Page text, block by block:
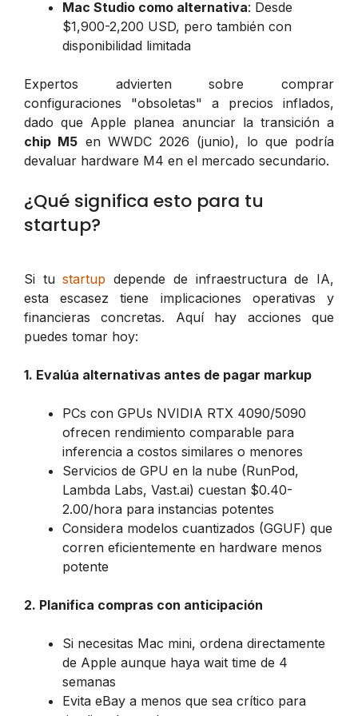
Mac Studio como alternativa: Desde
$1,900-2,200 USD, pero también con
disponibilidad limitada
Expertos advierten sobre comprar
configuraciones "obsoletas" a precios inflados,
dado que Apple planea anunciar la transición a
chip M5 en WWDC 2026 (junio), lo que podría
devaluar hardware M4 en el mercado secundario.
¿Qué significa esto para tu
startup?
Si tustartup depende de infraestructura de IA,
esta escasez tiene implicaciones operativas y
financieras concretas. Aquí hay acciones que
puedes tomar hoy:
1. Evalúa alternativas antes de pagar markup
PCs con GPUs NVIDIA RTX 4090/5090
ofrecen rendimiento comparable para
inferencia a costos similares o menores
Servicios de GPU en la nube (RunPod,
Lambda Labs, Vast.ai) cuestan $0.40-
2.00/hora para instancias potentes
Considera modelos cuantizados (GGUF) que
corren eficientemente en hardware menos
potente
2. Planifica compras con anticipación
Si necesitas Mac mini, ordena directamente
de Apple aunque haya wait time de 4
semanas
Evita eBay a menos que sea crítico para